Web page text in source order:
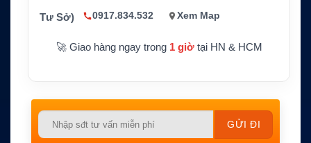
Thời
o vệ
Kết
Bluetooth 2.0, Micr
o USB, audio sock
Tư Sở) 0917.834.532 Xem Map
🚀 Giao hàng ngay trong 1 giờtại HN & HCM
Please